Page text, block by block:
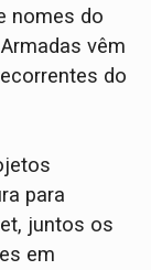
nomes do
vêm
do
para
juntos os
em